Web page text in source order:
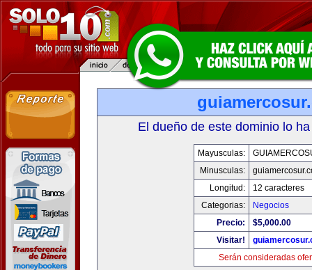
El dueño de este dominio lo
Mayusculas:
Minusculas:
Longitud:
12 caracteres
Categorias:
Negocios
Precio:
$5,000.00
Visitar!
Serán consideradas